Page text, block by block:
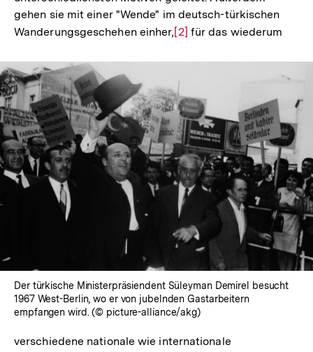
gehen sie mit einer "Wende" im deutsch-türkischen
Wanderungsgeschehen einher,Zur
Fußnote
[2] für das wiederum
In
Lightbox
öffnen
Der türkische Ministerpräsiendent Süleyman Demirel besucht
1967 West-Berlin, wo er von jubelnden Gastarbeitern
empfangen wird. (© picture-alliance/akg)
verschiedene nationale wie internationale